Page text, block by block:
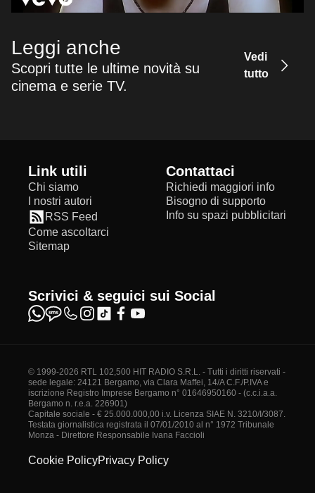
Leggi anche
Scopri tutte le ultime novità su
cinema e serie TV.
Vedi
tutto
Link utili
Chi siamo
I nostri autori
RSS Feed
Come ascoltarci
Sitemap
Contattaci
Richiedi maggiori info
Bisogno di supporto
Info su spazi pubblicitari
Scrivici & seguici sui Social
© 1999-2026 RTL 102,500 HIT RADIO S.R.L. - Tutti i diritti riservati -
sede legale: 24121 Bergamo, via Clara Maffei, 14/A C.F./P.IVA e
iscrizione Registro Imprese Bergamo n° 01646950160 - (c.c.i.a.a.
Bergamo n. r.e.a. 226901)
Capitale sociale - € 25.000.000,00 i.v. Licenza SIAE N. 3210/I/3087.
Testata giornalistica registrata il 07/01/2010 al n° 1972 Tribunale
Monza - Direttore Responsabile Ivana Faccioli
Cookie PolicyPrivacy Policy